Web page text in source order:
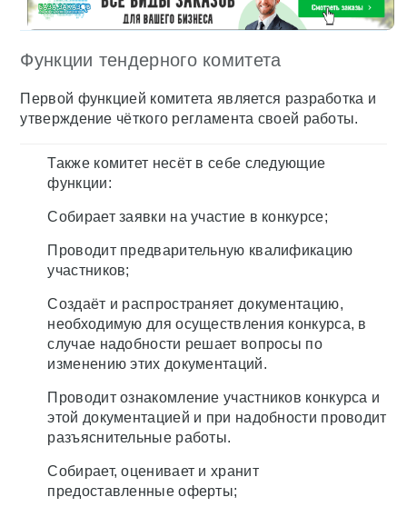
Функции тендерного комитета
Первой функцией комитета является разработка и
утверждение чёткого регламента своей работы.
Также комитет несёт в себе следующие
функции:
Собирает заявки на участие в конкурсе;
Проводит предварительную квалификацию
участников;
Создаёт и распространяет документацию,
необходимую для осуществления конкурса, в
случае надобности решает вопросы по
изменению этих документаций.
Проводит ознакомление участников конкурса и
этой документацией и при надобности проводит
разъяснительные работы.
Собирает, оценивает и хранит
предоставленные оферты;